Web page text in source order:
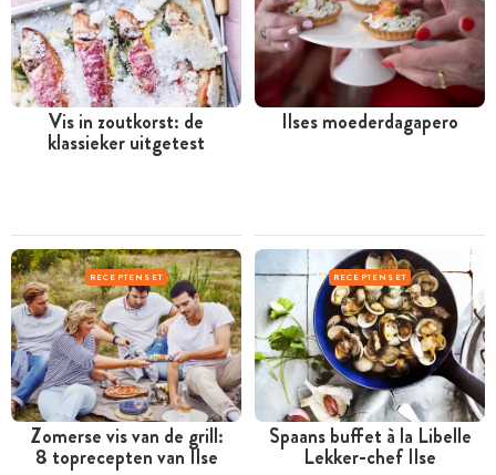
Vis in zoutkorst: de
klassieker uitgetest
Ilses moederdagapero
RECEPTENSET
Zomerse vis van de grill:
8 toprecepten van Ilse
RECEPTENSET
Spaans buffet à la Libelle
Lekker-chef Ilse